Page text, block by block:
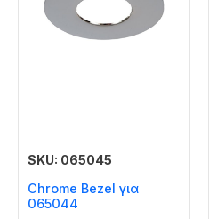
SKU: 065045
Chrome Bezel για
065044